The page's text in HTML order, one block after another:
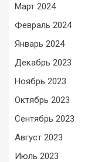
Март 2024
Февраль 2024
Январь 2024
Декабрь 2023
Ноябрь 2023
Октябрь 2023
Сентябрь 2023
Август 2023
Июль 2023